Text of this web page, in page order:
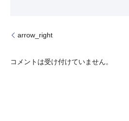
arrow_right
コメントは受け付けていません。